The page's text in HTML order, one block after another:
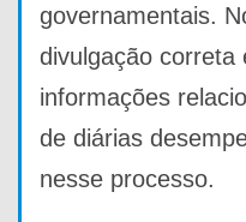
governamentais.
divulgação correta
informações
de diárias
nesse processo.